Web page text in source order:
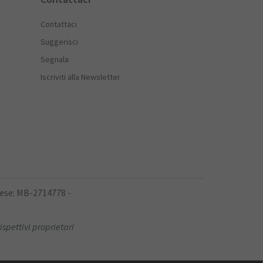
Contattaci
Suggerisci
Segnala
Iscriviti alla Newsletter
MB-2714778 -
proprietari